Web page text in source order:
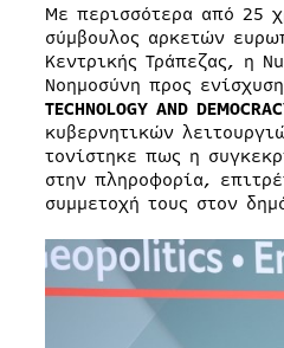
Με περισσότερα από 25
σύμβουλος αρκετών
Κεντρικής Τράπεζας, η
Νοημοσύνη προς
TECHNOLOGY AND
κυβερνητικών
τονίστηκε πως η
στην πληροφορία,
συμμετοχή τους στον